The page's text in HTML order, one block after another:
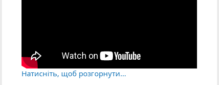
Натисніть, щоб розгорнути...